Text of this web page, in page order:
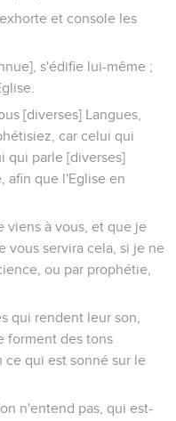
et console les
s'édifie lui-même ;
[diverses] Langues,
car celui qui
qui parle [diverses]
afin que l'Eglise en
viens à vous, et que je
vous servira cela, si je ne
ou par prophétie,
qui rendent leur son,
forment des tons
qui est sonné sur le
n'entend pas, qui est-